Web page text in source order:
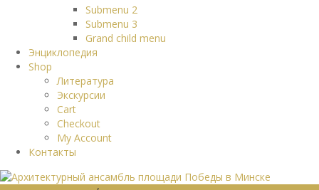
Submenu 2
Submenu 3
Grand child menu
Энциклопедия
Shop
Литература
Экскурсии
Cart
Checkout
My Account
Контакты